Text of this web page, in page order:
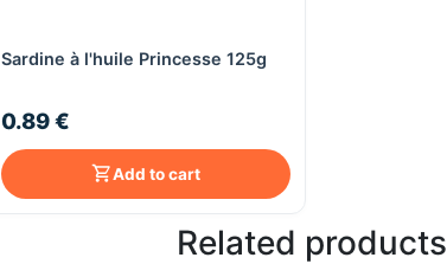
Quick View
Sardine à l'huile Princesse 125g
0.89 €
Add to cart
Related products